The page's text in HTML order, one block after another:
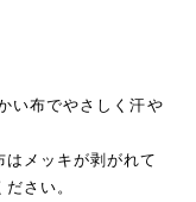
い布でやさしく汗や
メッキが剥がれて
さい。